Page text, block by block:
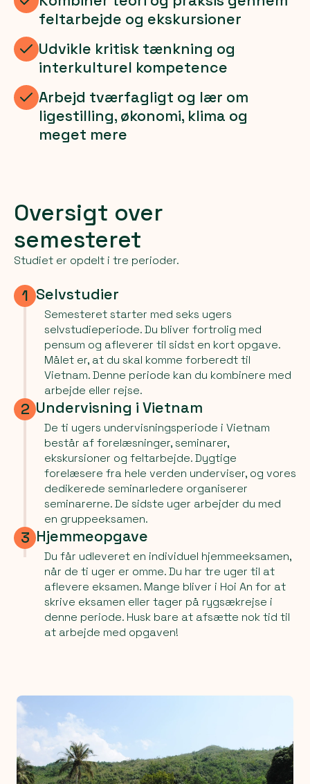
feltarbejde og ekskursioner
Udvikle kritisk tænkning og
interkulturel kompetence
Arbejd tværfagligt og lær om
ligestilling, økonomi, klima og
meget mere
Oversigt over
semesteret
Studiet er opdelt i tre perioder.
1 Selvstudier
Semesteret starter med seks ugers
selvstudieperiode. Du bliver fortrolig med
pensum og afleverer til sidst en kort opgave.
Målet er, at du skal komme forberedt til
Vietnam. Denne periode kan du kombinere med
arbejde eller rejse.
2 Undervisning i Vietnam
De ti ugers undervisningsperiode i Vietnam
består af forelæsninger, seminarer,
ekskursioner og feltarbejde. Dygtige
forelæsere fra hele verden underviser, og vores
dedikerede seminarledere organiserer
seminarerne. De sidste uger arbejder du med
en gruppeeksamen.
3 Hjemmeopgave
Du får udleveret en individuel hjemmeeksamen,
når de ti uger er omme. Du har tre uger til at
aflevere eksamen. Mange bliver i Hoi An for at
skrive eksamen eller tager på rygsækrejse i
denne periode. Husk bare at afsætte nok tid til
at arbejde med opgaven!